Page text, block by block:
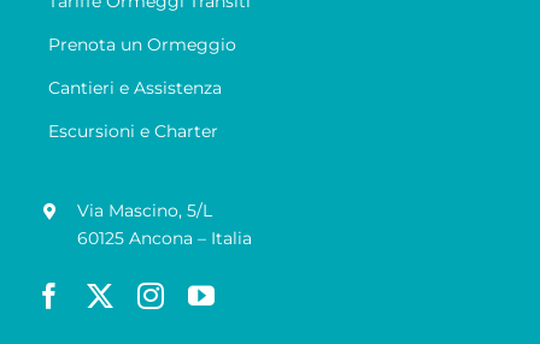
Prenota un Ormeggio
Cantieri e Assistenza
Escursioni e Charter
Via Mascino, 5/L
60125 Ancona – Italia